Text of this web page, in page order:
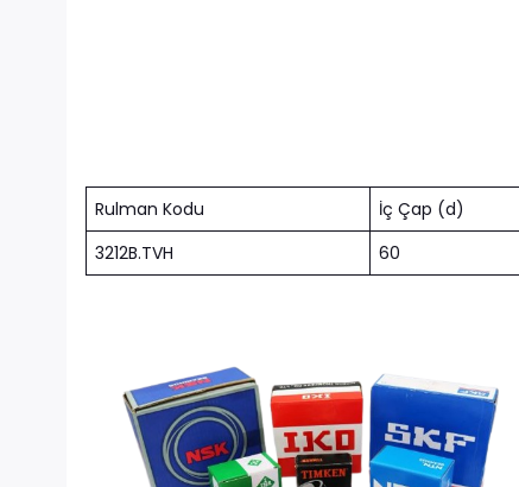
Rulman Kodu İç Çap (d)
3212B.TVH
60